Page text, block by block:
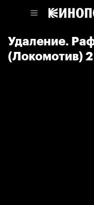
Удаление.
(Локомотив)